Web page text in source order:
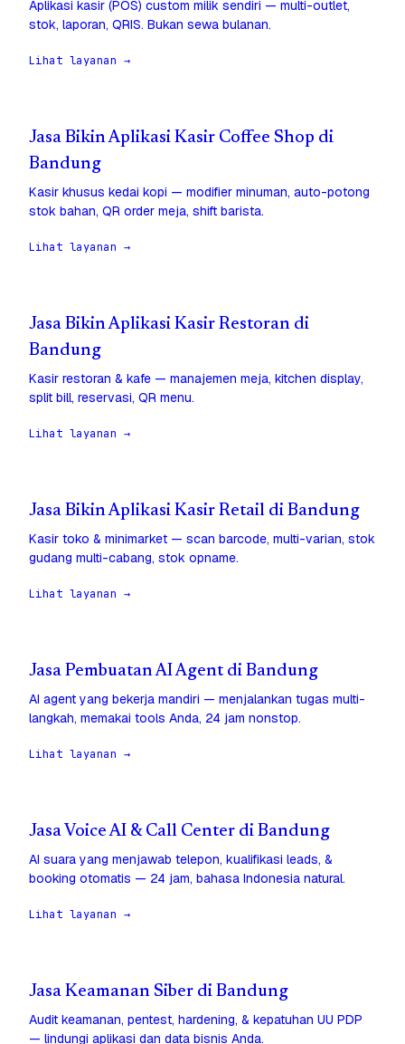
Aplikasi kasir (POS) custom milik sendiri — multi-outlet,
stok, laporan, QRIS. Bukan sewa bulanan.
Lihat layanan →
Jasa Bikin Aplikasi Kasir Coffee Shop di
Bandung
Kasir khusus kedai kopi — modifier minuman, auto-potong
stok bahan, QR order meja, shift barista.
Lihat layanan →
Jasa Bikin Aplikasi Kasir Restoran di
Bandung
Kasir restoran & kafe — manajemen meja, kitchen display,
split bill, reservasi, QR menu.
Lihat layanan →
Jasa Bikin Aplikasi Kasir Retail di Bandung
Kasir toko & minimarket — scan barcode, multi-varian, stok
gudang multi-cabang, stok opname.
Lihat layanan →
Jasa Pembuatan AI Agent di Bandung
AI agent yang bekerja mandiri — menjalankan tugas multi-
langkah, memakai tools Anda, 24 jam nonstop.
Lihat layanan →
Jasa Voice AI & Call Center di Bandung
AI suara yang menjawab telepon, kualifikasi leads, &
booking otomatis — 24 jam, bahasa Indonesia natural.
Lihat layanan →
Jasa Keamanan Siber di Bandung
Audit keamanan, pentest, hardening, & kepatuhan UU PDP
— lindungi aplikasi dan data bisnis Anda.